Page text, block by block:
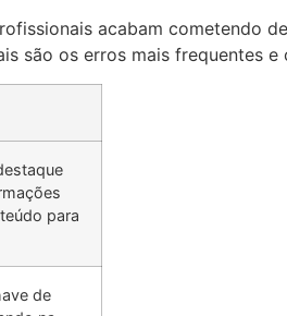
acabam cometendo
são os erros mais frequentes e
para
de